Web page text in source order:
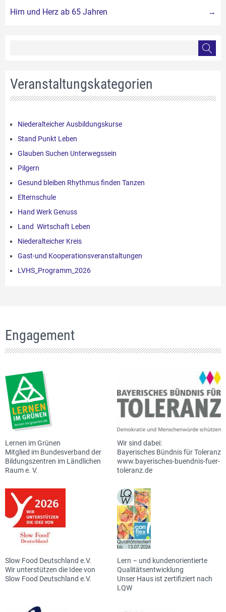
Hirn und Herz ab 65 Jahren
→
Veranstaltungskategorien
Niederalteicher Ausbildungskurse
Stand Punkt Leben
Glauben Suchen Unterwegssein
Pilgern
Gesund bleiben Rhythmus finden Tanzen
Elternschule
Hand Werk Genuss
Land Wirtschaft Leben
Niederalteicher Kreis
Gast-und Kooperationsveranstaltungen
LVHS_Programm_2026
Engagement
Lernen im Grünen
Mitglied im Bundesverband der
Bildungszentren im Ländlichen
Raum e. V.
Wir sind dabei:
Bayerisches Bündnis für Toleranz
www.bayerisches-buendnis-fuer-
toleranz.de
Slow Food Deutschland e.V.
Wir unterstützen die Idee von
Slow Food Deutschland e.V.
Lern – und kundenorientierte
Qualitätsentwicklung
Unser Haus ist zertifiziert nach
LQW